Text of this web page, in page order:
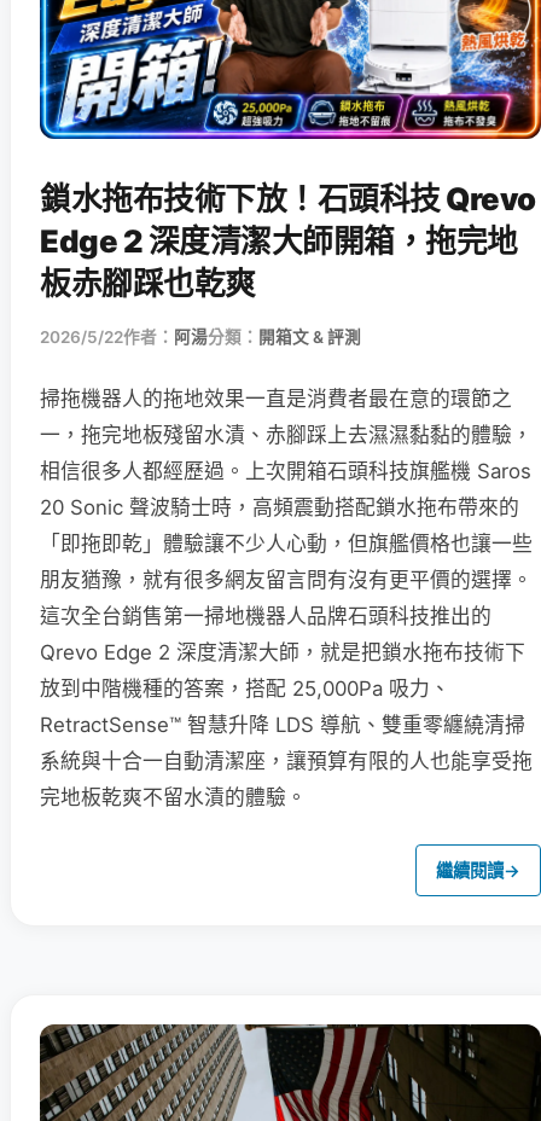
鎖水拖布技術下放！石頭科技 Qrevo
Edge 2 深度清潔大師開箱，拖完地
板赤腳踩也乾爽
2026/5/22作者： 阿湯分類： 開箱文 & 評測
掃拖機器人的拖地效果一直是消費者最在意的環節之
一，拖完地板殘留水漬、赤腳踩上去濕濕黏黏的體驗，
相信很多人都經歷過。上次開箱石頭科技旗艦機 Saros
20 Sonic 聲波騎士時，高頻震動搭配鎖水拖布帶來的
「即拖即乾」體驗讓不少人心動，但旗艦價格也讓一些
朋友猶豫，就有很多網友留言問有沒有更平價的選擇。
這次全台銷售第一掃地機器人品牌石頭科技推出的
Qrevo Edge 2 深度清潔大師，就是把鎖水拖布技術下
放到中階機種的答案，搭配 25,000Pa 吸力、
RetractSense™ 智慧升降 LDS 導航、雙重零纏繞清掃
系統與十合一自動清潔座，讓預算有限的人也能享受拖
完地板乾爽不留水漬的體驗。
繼續閱讀→